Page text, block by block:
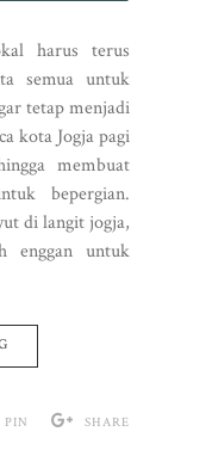
harus terus
semua untuk
tetap menjadi
kota Jogja pagi
membuat
bepergian.
di langit jogja,
enggan untuk
PIN SHARE